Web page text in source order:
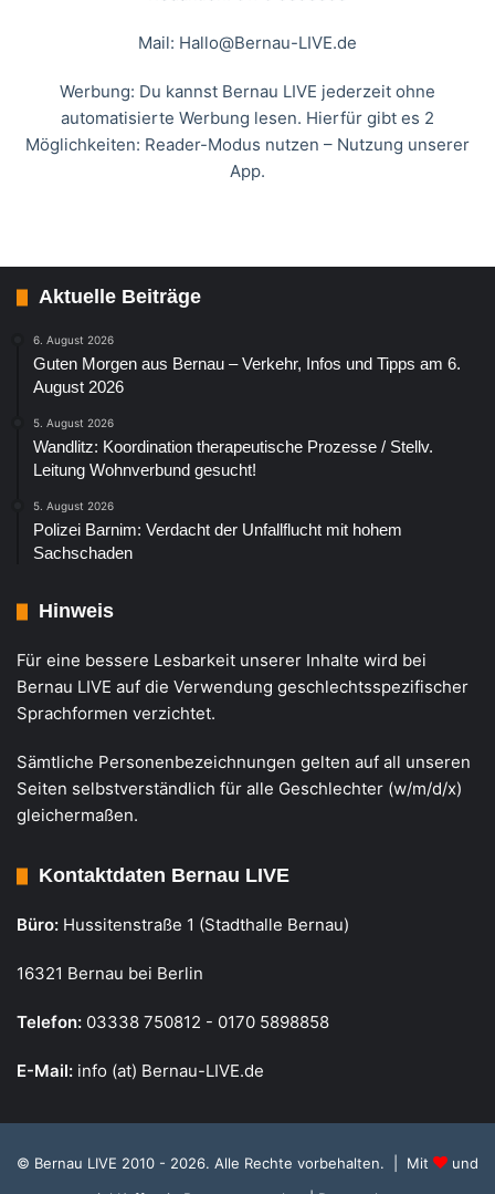
Mail: Hallo@Bernau-LIVE.de
Werbung: Du kannst Bernau LIVE jederzeit ohne
automatisierte Werbung lesen. Hierfür gibt es 2
Möglichkeiten: Reader-Modus nutzen – Nutzung unserer
App.
Aktuelle Beiträge
6. August 2026
Guten Morgen aus Bernau – Verkehr, Infos und Tipps am 6.
August 2026
5. August 2026
Wandlitz: Koordination therapeutische Prozesse / Stellv.
Leitung Wohnverbund gesucht!
5. August 2026
Polizei Barnim: Verdacht der Unfallflucht mit hohem
Sachschaden
Hinweis
Für eine bessere Lesbarkeit unserer Inhalte wird bei
Bernau LIVE auf die Verwendung geschlechtsspezifischer
Sprachformen verzichtet.
Sämtliche Personenbezeichnungen gelten auf all unseren
Seiten selbstverständlich für alle Geschlechter (w/m/d/x)
gleichermaßen.
Kontaktdaten Bernau LIVE
Büro: Hussitenstraße 1 (Stadthalle Bernau)
16321 Bernau bei Berlin
Telefon: 03338 750812 - 0170 5898858
E-Mail: info (at) Bernau-LIVE.de
© Bernau LIVE 2010 - 2026. Alle Rechte vorbehalten. | Mit
und